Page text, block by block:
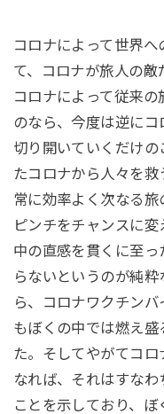
コロナによって世界
て、コロナが旅人の敵
コロナによって従来
のなら、今度は逆に
切り開いていくだけ
たコロナから人々を
常に効率よく次なる
ピンチをチャンスに
中の直感を貫くに至
らないというのが純
ら、コロナワクチン
もぼくの中では燃え
た。そしてやがてコ
なれば、それはすな
ことを示しており、